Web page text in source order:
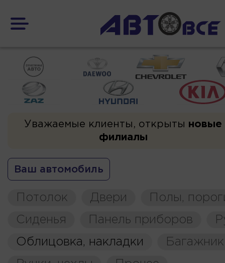
Уважаемые клиенты, открыты новые
филиалы
Ваш автомобиль
Потолок Двери
Полы,
Сиденья
Панель приборов
Облицовка, накладки
Багажник